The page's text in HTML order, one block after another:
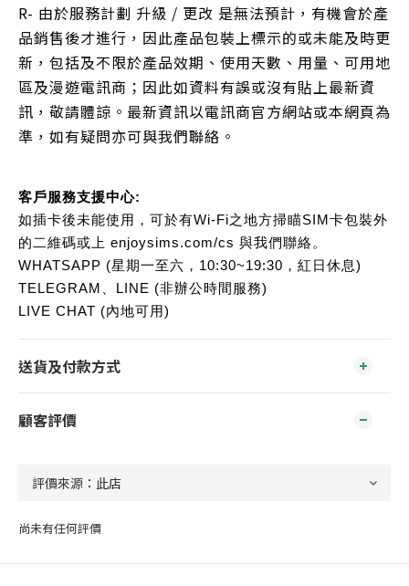
R- 由於服務計劃 升級 / 更改 是無法預計，有機會於產
品銷售後才進行，因此產品包裝上標示的或未能及時更
新，包括及不限於產品效期、使用天數、用量、可用地
區及漫遊電訊商；因此如資料有誤或沒有貼上最新資
訊，敬請體諒。最新資訊以電訊商官方網站或本網頁為
準，如有疑問亦可與我們聯絡。
客戶服務支援中心:
如插卡後未能使用，可於有Wi-Fi之地方掃瞄SIM卡包裝外
的二維碼或上 enjoysims.com/cs 與我們聯絡。
WHATSAPP (星期一至六，10:30~19:30，紅日休息)
TELEGRAM、LINE (非辦公時間服務)
LIVE CHAT (內地可用)
送貨及付款方式
顧客評價
尚未有任何評價